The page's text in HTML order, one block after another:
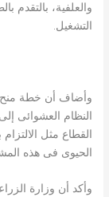
والعلفية، بالتقدم
التشغيل.
وأضاف أن خطة منح
النظام العشوائى
القطاع مثل الالتزام
الحيوى فى هذه
وأكد أن وزارة